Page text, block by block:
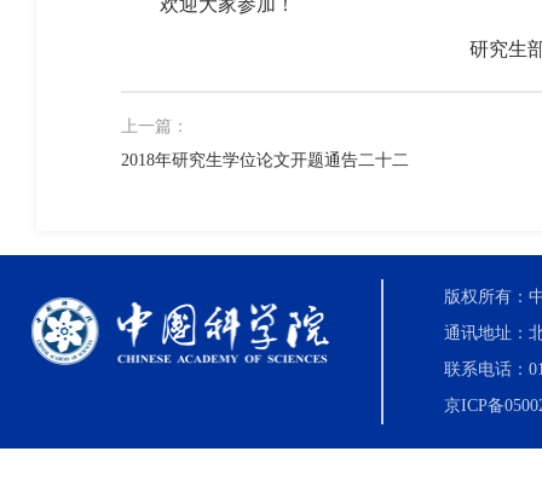
欢迎大家参加！
研究生
上一篇：
2018年研究生学位论文开题通告二十二
版权所有：
通讯地址：
联系电话：
京ICP备